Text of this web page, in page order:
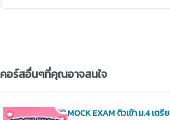
คอร์สอื่นๆที่คุณอาจสนใจ
MOCK EXAM ติวเข้า ม.4 เต